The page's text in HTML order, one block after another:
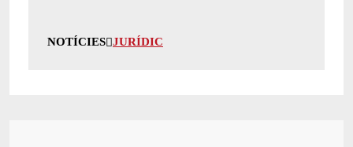
NOTÍCIES JURÍDIC